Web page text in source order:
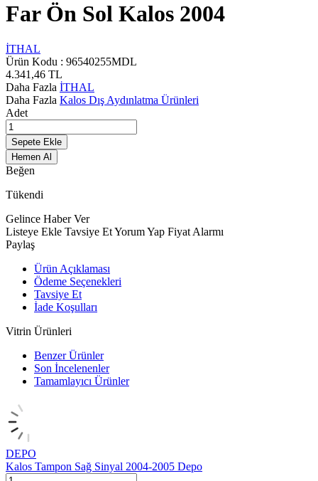
Far Ön Sol Kalos 2004
İTHAL
Ürün Kodu : 96540255MDL
4.341,46 TL
Daha Fazla İTHAL
Daha Fazla Kalos Dış Aydınlatma Ürünleri
Adet
Sepete Ekle
Hemen Al
Beğen
Tükendi
Gelince Haber Ver
Listeye Ekle Tavsiye EtYorum Yap Fiyat Alarmı
Paylaş
Ürün Açıklaması
Ödeme Seçenekleri
Tavsiye Et
İade Koşulları
Vitrin Ürünleri
Benzer Ürünler
Son İncelenenler
Tamamlayıcı Ürünler
DEPO
Kalos Tampon Sağ Sinyal 2004-2005 Depo